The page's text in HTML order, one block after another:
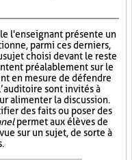
l'enseignant présente un
parmi ces derniers,
choisi devant le reste
préalablement sur le
en mesure de défendre
sont invités à
alimenter la discussion.
des faits ou poser des
permet aux élèves de
sur un sujet, de sorte à